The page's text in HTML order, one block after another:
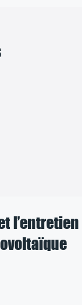
l’entretien